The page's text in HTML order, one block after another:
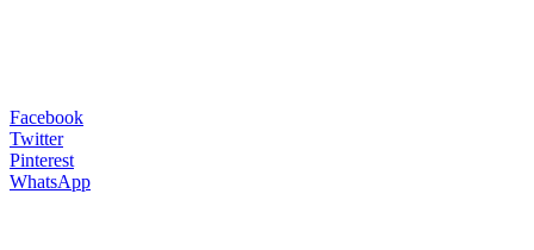
Facebook
Twitter
Pinterest
WhatsApp